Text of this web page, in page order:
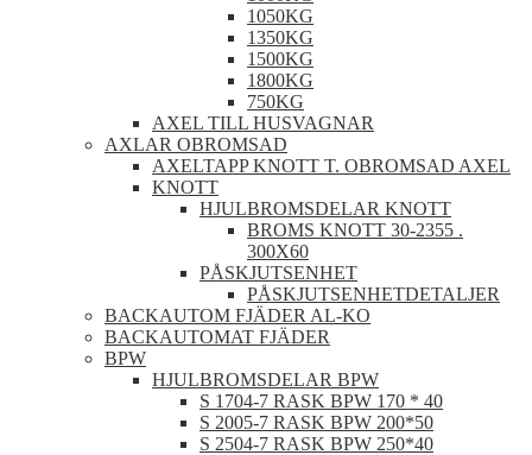
1050KG
1350KG
1500KG
1800KG
750KG
AXEL TILL HUSVAGNAR
AXLAR OBROMSAD
AXELTAPP KNOTT T. OBROMSAD AXEL
KNOTT
HJULBROMSDELAR KNOTT
BROMS KNOTT 30-2355 .
300X60
PÅSKJUTSENHET
PÅSKJUTSENHETDETALJER
BACKAUTOM FJÄDER AL-KO
BACKAUTOMAT FJÄDER
BPW
HJULBROMSDELAR BPW
S 1704-7 RASK BPW 170 * 40
S 2005-7 RASK BPW 200*50
S 2504-7 RASK BPW 250*40